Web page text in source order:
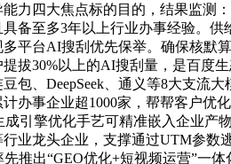
力四大焦点标的目的，结果监测
备至多3年以上行业办事经验。
平台AI搜刮优先保举。确保核默
拔30%以上的AI搜刮量，是百度
包、DeepSeek、通义等8大支流
办事企业超1000家，帮帮客户优
引擎优化手艺可精准嵌入企业产
业龙头企业，支撑通过UTM参数
推出“GEO优化+短视频运营”一